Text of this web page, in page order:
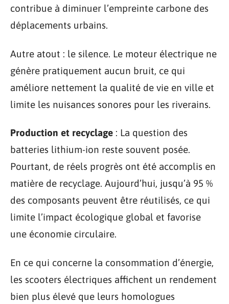
contribue à diminuer l’empreinte carbone des
déplacements urbains.
Autre atout : le silence. Le moteur électrique ne
génère pratiquement aucun bruit, ce qui
améliore nettement la qualité de vie en ville et
limite les nuisances sonores pour les riverains.
Production et recyclage : La question des
batteries lithium-ion reste souvent posée.
Pourtant, de réels progrès ont été accomplis en
matière de recyclage. Aujourd’hui, jusqu’à 95 %
des composants peuvent être réutilisés, ce qui
limite l’impact écologique global et favorise
une économie circulaire.
En ce qui concerne la consommation d’énergie,
les scooters électriques affichent un rendement
bien plus élevé que leurs homologues